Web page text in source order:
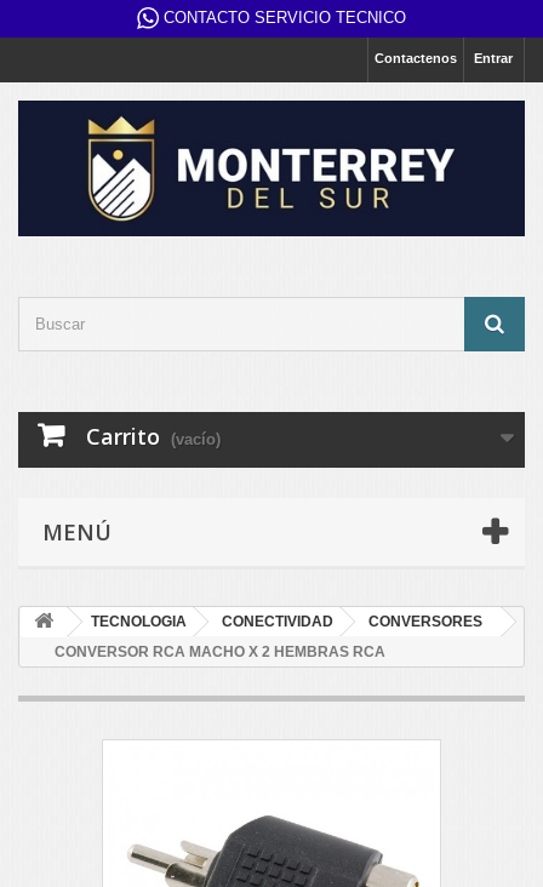
CONTACTO SERVICIO TECNICO
Entrar
Contactenos
Carrito (vacío)
MENÚ
TECNOLOGIA CONECTIVIDAD
CONVERSORES
CONVERSOR RCA MACHO X 2 HEMBRAS RCA